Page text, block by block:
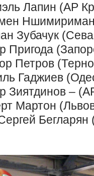
Лапин (АР
Зубачук
Пригода
Петров
Гаджиев
Зиятдинов –
Мартон
Бегларян